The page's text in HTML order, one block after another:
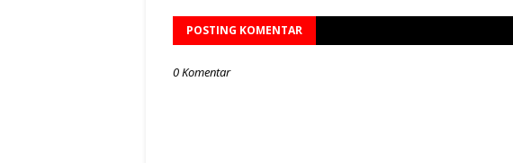
POSTING KOMENTAR
0 Komentar